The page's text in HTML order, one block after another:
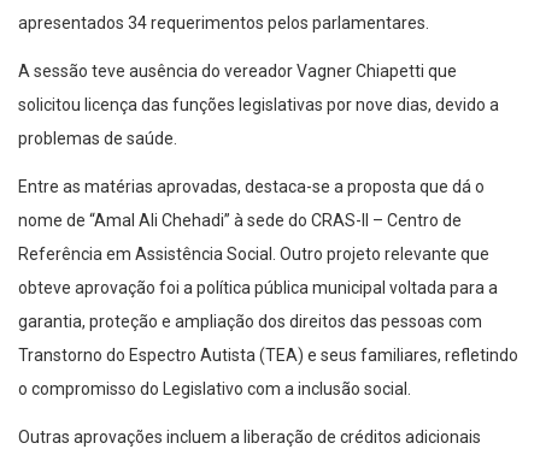
apresentados 34 requerimentos pelos parlamentares.
A sessão teve ausência do vereador Vagner Chiapetti que
solicitou licença das funções legislativas por nove dias, devido a
problemas de saúde.
Entre as matérias aprovadas, destaca-se a proposta que dá o
nome de “Amal Ali Chehadi” à sede do CRAS-II – Centro de
Referência em Assistência Social. Outro projeto relevante que
obteve aprovação foi a política pública municipal voltada para a
garantia, proteção e ampliação dos direitos das pessoas com
Transtorno do Espectro Autista (TEA) e seus familiares, refletindo
o compromisso do Legislativo com a inclusão social.
Outras aprovações incluem a liberação de créditos adicionais